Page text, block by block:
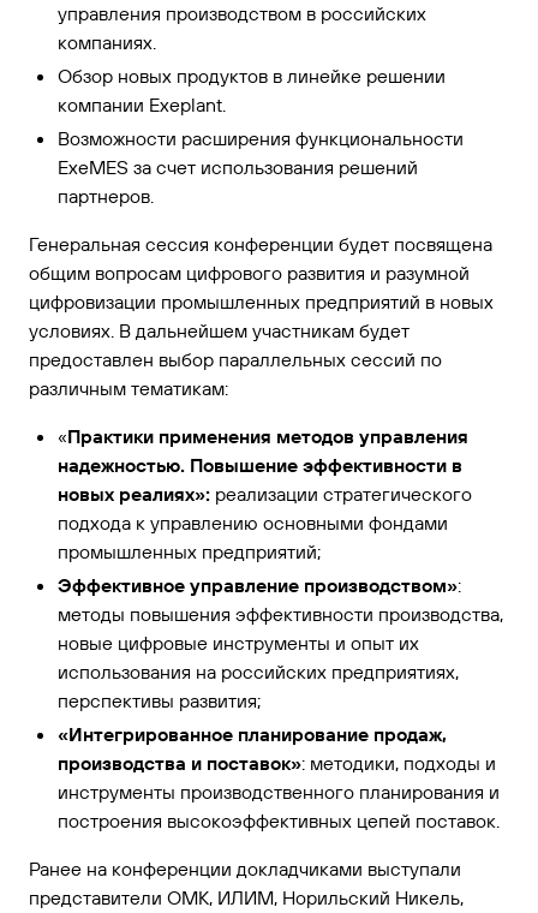
управления производством в российских
компаниях.
Обзор новых продуктов в линейке решении
компании Exeplant.
Возможности расширения функциональности
ExeMES за счет использования решений
партнеров.
Генеральная сессия конференции будет посвящена
общим вопросам цифрового развития и разумной
цифровизации промышленных предприятий в новых
условиях. В дальнейшем участникам будет
предоставлен выбор параллельных сессий по
различным тематикам:
«Практики применения методов управления
надежностью. Повышение эффективности в
новых реалиях»: реализации стратегического
подхода к управлению основными фондами
промышленных предприятий;
Эффективное управление производством»:
методы повышения эффективности производства,
новые цифровые инструменты и опыт их
использования на российских предприятиях,
перспективы развития;
«Интегрированное планирование продаж,
производства и поставок»: методики, подходы и
инструменты производственного планирования и
построения высокоэффективных цепей поставок.
Ранее на конференции докладчиками выступали
представители ОМК, ИЛИМ, Норильский Никель,